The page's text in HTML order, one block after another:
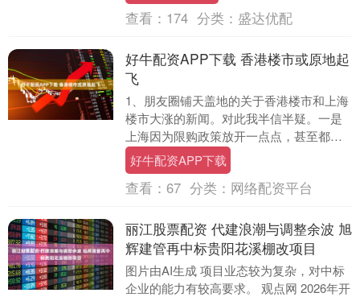
查看： 174 分类： 盛达优配
好牛配资APP下载 香港楼市或原地起
飞
1、朋友圈铺天盖地的关于香港楼市和上海
楼市大涨的新闻。对此我半信半疑。一是
上海因为限购政策放开一点点，甚至都没
有完全放开限购，突然之间启动大涨，似
乎不符合逻辑。....
好牛配资APP下载
查看： 67 分类： 网络配资平台
丽江股票配资 代建浪潮与调整余波 旭
辉建管再中标贵阳花溪棚改项目
图片由AI生成 项目业态较为复杂，对中标
企业的能力有较高要求。 观点网 2026年开